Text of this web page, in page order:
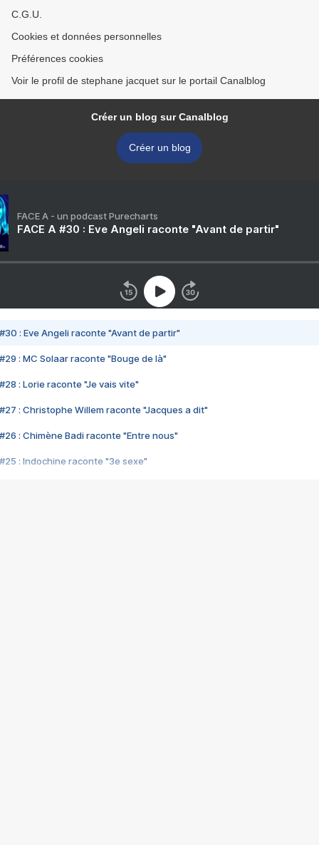
C.G.U.
Cookies et données personnelles
Préférences cookies
Voir le profil de stephane jacquet sur le portail Canalblog
Créer un blog sur Canalblog
Créer un blog
FACE A - un podcast Purecharts
FACE A #30 : Eve Angeli raconte "Avant de partir"
#30 : Eve Angeli raconte "Avant de partir"
#29 : MC Solaar raconte "Bouge de là"
#28 : Lorie raconte "Je vais vite"
#27 : Christophe Willem raconte "Jacques a dit"
#26 : Chimène Badi raconte "Entre nous"
#25 : Indochine raconte "3e sexe"